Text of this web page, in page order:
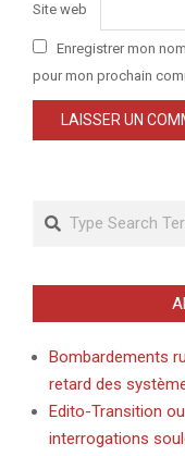
Site web
Enregistrer mon
pour mon prochain
Bombardements
retard des
Edito-Transition
interrogations